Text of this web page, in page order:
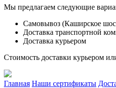
Мы предлагаем следующие
Самовывоз (Каширское
Доставка транспортной
Доставка курьером
Стоимость доставки курьером
Главная Наши сертификаты